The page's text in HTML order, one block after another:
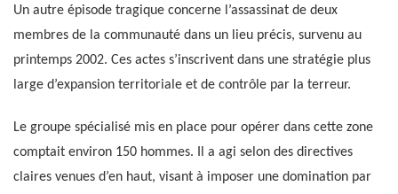
Un autre épisode tragique concerne l’assassinat de deux
membres de la communauté dans un lieu précis, survenu au
printemps 2002. Ces actes s’inscrivent dans une stratégie plus
large d’expansion territoriale et de contrôle par la terreur.
Le groupe spécialisé mis en place pour opérer dans cette zone
comptait environ 150 hommes. Il a agi selon des directives
claires venues d’en haut, visant à imposer une domination par